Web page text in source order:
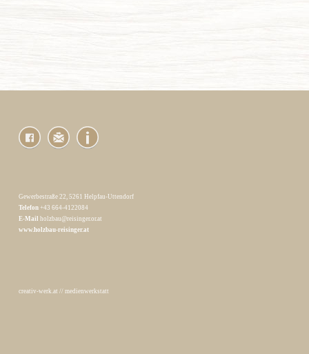
Gewerbestraße 22, 5261 Helpfau-Uttendorf
Telefon+43 664-4122084
E-Mail
holzbau@reisinger.or.at
www.holzbau-reisinger.at
creativ-werk.at // medienwerkstatt